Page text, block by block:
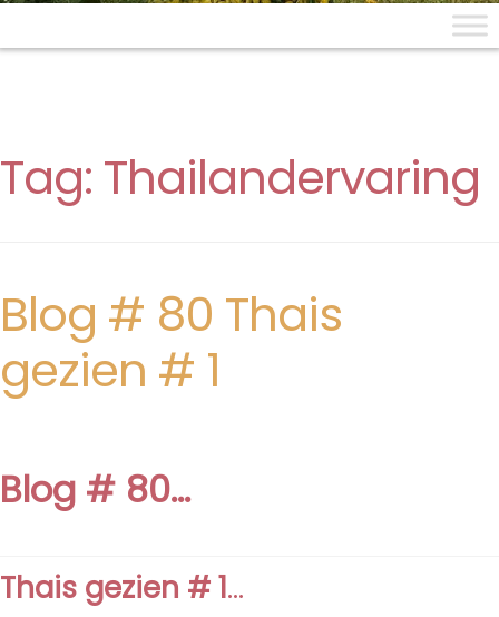
Tag: Thailandervaring
Blog # 80 Thais
gezien # 1
Blog # 80…
Thais gezien # 1…